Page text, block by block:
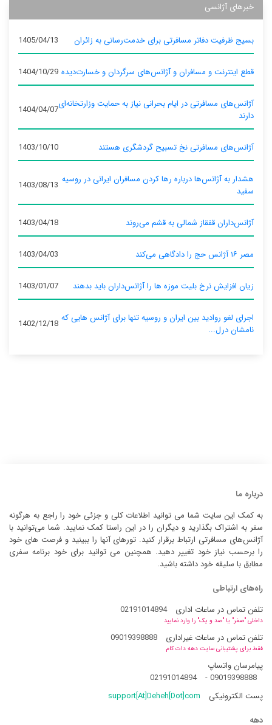
خبرهای آژانسی
بسیج ظرفیت دفاتر مسافرتی برای خدمت‌رسانی به زائران 1405/04/13
قطع اینترنت و مسافران و آژانس‌های سرگردان و خسارت‌دیده 1404/10/29
آژانس‌های مسافرتی در ایام بحرانی نیاز به حمایت وزارتخانه‌ای
دارند
1404/04/07
آژانس‌های مسافرتی نخ تسبیح گردشگری هستند 1403/10/10
هشدار به آژانس‌ها درباره رها کردن مسافران ایرانی در روسیه
سفید
1403/08/13
آژانس‌داران قفقاز شمالی به قشم می‌روند 1403/04/18
مصر ۱۶ آژانس حج را دادگاهی می‌کند 1403/04/03
زیان افزایش نرخ بلیت موزه ها را آژانس‌داران باید بدهند 1403/01/07
اجرای لغو روادید بین ایران و روسیه تنها برای آژانس‌ هایی که
نامشان درل...
1402/12/18
درباره ما
به کمک این سایت شما می توانید اطلاعات کلی و جزئی خود را راجع به هرگونه
سفر به اشتراک بگذارید و دیگران را در این راستا کمک نمایید. شما می‌توانید با
آژانس‌های مسافرتی ارتباط برقرار کنید. تورهای آنها را ببینید و فرصت های خود
را برحسب نیاز خود تغییر دهید. همچنین می توانید برای خود برنامه سفری
مطابق با سلیقه خود داشته باشید.
راه‌های ارتباطی
تلفن تماس در ساعات اداری
02191014894
داخلی "صفر" یا "صد و یک" را وارد نمایید
تلفن تماس در ساعات غیراداری 09019398888
فقط برای پشتیبانی سایت دهه دات کام
پیامرسان واتساپ
09019398888
-
02191014894
پست الکترونیکی
support[At]Deheh[Dot]com
دهه